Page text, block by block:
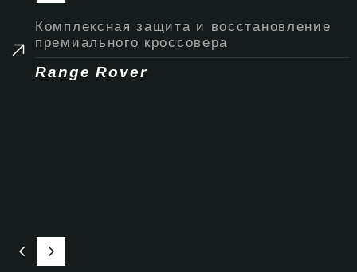
Комплексная защита и восстановление
премиального кроссовера
Range Rover